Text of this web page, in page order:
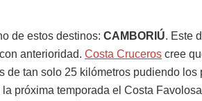
de estos destinos: CAMBORIÚ. Este
anterioridad. Costa Cruceros cree
tan solo 25 kilómetros pudiendo los
próxima temporada el Costa